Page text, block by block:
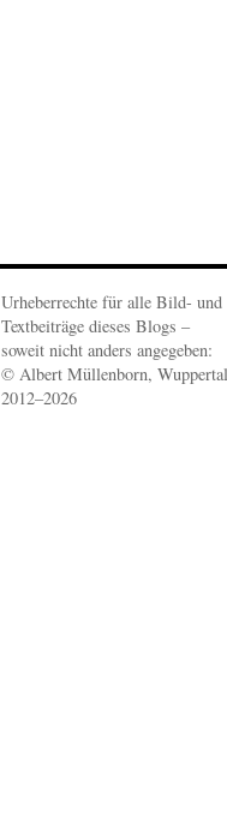
Urheberrechte für alle Bild- und
Textbeiträge dieses Blogs –
soweit nicht anders angegeben:
© Albert Müllenborn, Wuppertal
2012–2026